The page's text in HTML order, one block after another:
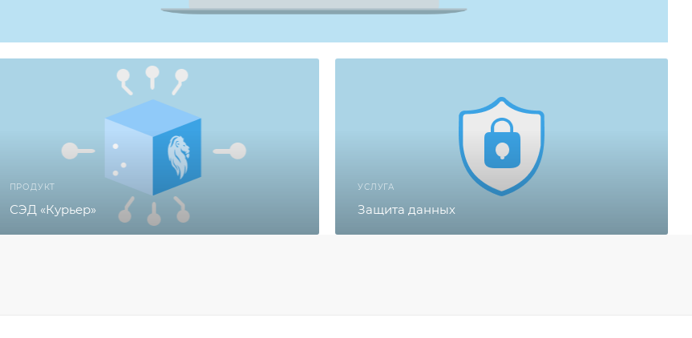
ПРОДУКТ
СЭД «Курьер»
УСЛУГА
Защита данных